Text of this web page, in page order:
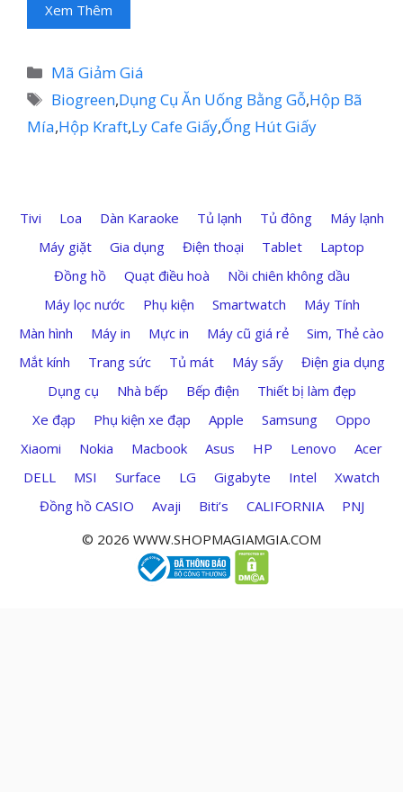
Xem Thêm
Danh
mục
Mã Giảm Giá
Thẻ
Biogreen,Dụng Cụ Ăn Uống Bằng Gỗ,Hộp Bã
Mía,Hộp Kraft,Ly Cafe Giấy,Ống Hút Giấy
Tivi Loa Dàn Karaoke Tủ lạnh Tủ đông
Máy lạnh
Máy giặt
Gia dụng Điện thoại Tablet
Laptop
Đồng hồ
Quạt điều hoà
Nồi chiên không dầu
Máy lọc nước
Phụ kiện Smartwatch
Máy Tính
Màn hình
Máy in Mực in Máy cũ giá rẻ
Sim, Thẻ cào
Mắt kính
Trang sức Tủ mát Máy sấy
Điện gia dụng
Dụng cụ
Nhà bếp Bếp điện
Thiết bị làm đẹp
Xe đạp
Phụ kiện xe đạp Apple Samsung
Oppo
Xiaomi
Nokia Macbook Asus HP Lenovo
Acer
DELL
MSI Surface LG Gigabyte Intel
Xwatch
Đồng hồ CASIO
Avaji Biti’s CALIFORNIA
PNJ
© 2026 WWW.SHOPMAGIAMGIA.COM